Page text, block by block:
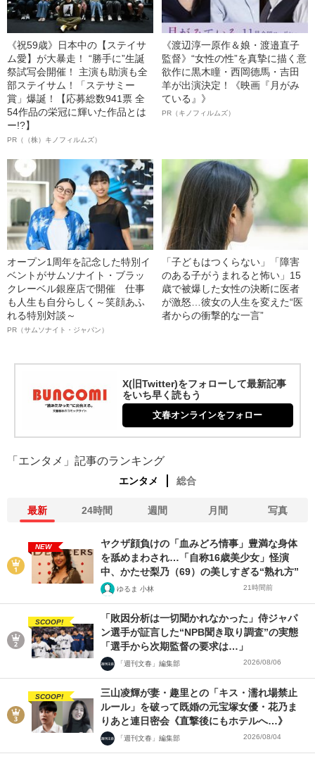
《祝59歳》日本中の【ステイサ
ム愛】が大暴走！ “勝手に”生誕
祭試写会開催！ 主演も助演も全
部ステイサム！「ステサミー
賞」爆誕！【応募総数941票 全
54作品の栄冠に輝いた作品とは
ー!?】
PR（（株）キノフィルムズ）
《渡辺淳一原作＆娘・渡邉直子
監督》“女性の性”を真摯に描く意
欲作に黒木瞳・西岡德馬・吉田
羊が出演決定！《映画『月がみ
ている』》
PR（キノフィルムズ）
オープン1周年を記念した特別イ
ベントがサムソナイト・ブラッ
クレーベル銀座店で開催 仕事
も人生も自分らしく～笑顔あふ
れる特別対談～
PR（サムソナイト・ジャパン）
「子どもはつくらない」「障害
のある子がうまれると怖い」15
歳で被爆した女性の決断に医者
が激怒…彼女の人生を変えた“医
者からの衝撃的な一言”
X(旧Twitter)をフォローして最新記事
をいち早く読もう
文春オンラインをフォロー
「エンタメ」記事のランキング
エンタメ 総合
最新 24時間 週間 月間 写真
NEW
ヤクザ顔負けの「血みどろ情事」豊満な身体
を舐めまわされ…「自称16歳美少女」怪演
中、かたせ梨乃（69）の美しすぎる“熟れ方”
ゆるま 小林 21時間前
SCOOP!
「敗因分析は一切聞かれなかった」侍ジャパ
ン選手が証言した“NPB聞き取り調査”の実態
「選手から次期監督の要求は…」
「週刊文春」編集部 2026/08/06
SCOOP!
三山凌輝が妻・趣里との「キス・濡れ場禁止
ルール」を破って既婚の元宝塚女優・花乃ま
りあと連日密会《直撃後にもホテルへ…》
「週刊文春」編集部 2026/08/04